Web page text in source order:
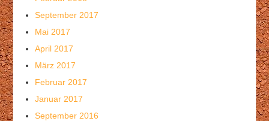
September 2017
Mai 2017
April 2017
März 2017
Februar 2017
Januar 2017
September 2016